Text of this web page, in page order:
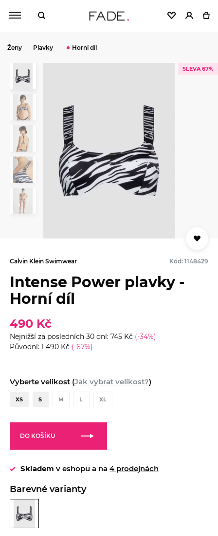
Ženy Plavky Horní díl
SLEVA 67%
Calvin Klein Swimwear Kód: 1148429
Intense Power plavky -
Horní díl
490 Kč
Nejnižší za posledních 30 dní: 745 Kč (-34%)
Původní: 1 490 Kč (-67%)
Vyberte velikost (Jak vybrat velikost?)
XS S M L XL
DO KOŠÍKU
Skladem v eshopu a na 4 prodejnách
Barevné varianty